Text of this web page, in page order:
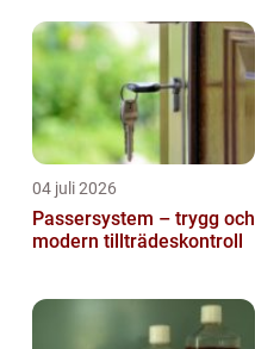
04 juli 2026
Passersystem – trygg och
modern tillträdeskontroll